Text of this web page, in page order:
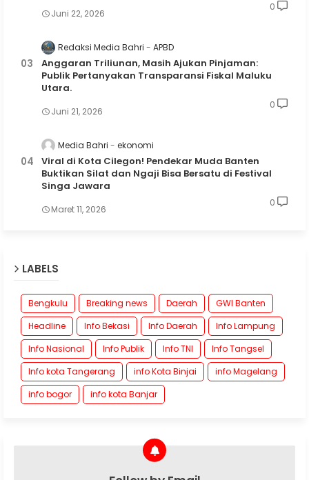
Juni 22, 2026
0
Redaksi Media Bahri APBD
Anggaran Triliunan, Masih Ajukan Pinjaman:
Publik Pertanyakan Transparansi Fiskal Maluku
Utara.
Juni 21, 2026
0
Media Bahri ekonomi
Viral di Kota Cilegon! Pendekar Muda Banten
Buktikan Silat dan Ngaji Bisa Bersatu di Festival
Singa Jawara
Maret 11, 2026
0
LABELS
Bengkulu Breaking news Daerah
GWI Banten
Headline
Info Bekasi Info Daerah
Info Lampung
Info Nasional
Info Publik Info TNI
Info Tangsel
Info kota Tangerang
info Kota Binjai
info Magelang
info bogor
info kota Banjar